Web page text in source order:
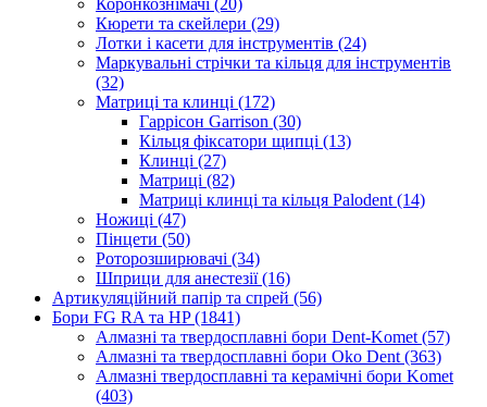
Кюрети та скейлери (29)
Лотки і касети для інструментів (24)
Маркувальні стрічки та кільця для інструментів
(32)
Матриці та клинці (172)
Гаррісон Garrison (30)
Кільця фіксатори щипці (13)
Клинці (27)
Матриці (82)
Матриці клинці та кільця Palodent (14)
Ножиці (47)
Пінцети (50)
Роторозширювачі (34)
Шприци для анестезії (16)
Артикуляційний папір та спрей (56)
Бори FG RA та HP (1841)
Алмазні та твердосплавні бори Dent-Komet (57)
Алмазні та твердосплавні бори Oko Dent (363)
Алмазні твердосплавні та керамічні бори Komet
(403)